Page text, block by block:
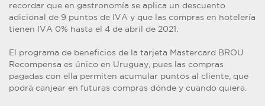
recordar que en gastronomía se aplica un descuento
adicional de 9 puntos de IVA y que las compras en hotelería
tienen IVA 0% hasta el 4 de abril de 2021.
El programa de beneficios de la tarjeta Mastercard BROU
Recompensa es único en Uruguay, pues las compras
pagadas con ella permiten acumular puntos al cliente, que
podrá canjear en futuras compras dónde y cuando quiera.